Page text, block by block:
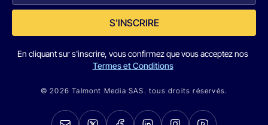
S'INSCRIRE
En cliquant sur s'inscrire, vous confirmez que vous acceptez nos
Termes et Conditions
© 2026 Talmont Media SAS. tous droits réservés.